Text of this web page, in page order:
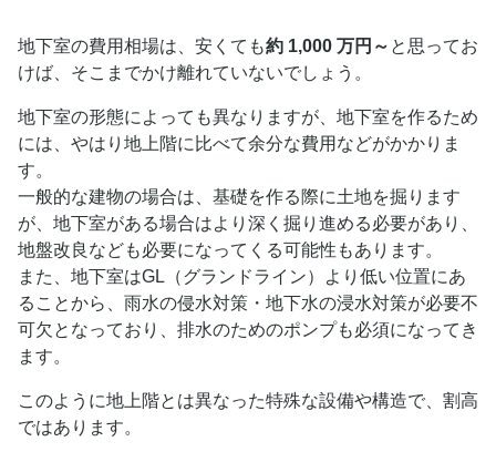
地下室の費用相場は、安くても約 1,000 万円～ と思ってお
けば、そこまでかけ離れていないでしょう。
地下室の形態によっても異なりますが、地下室を作るため
には、やはり地上階に比べて余分な費用などがかかりま
す。
一般的な建物の場合は、基礎を作る際に土地を掘ります
が、地下室がある場合はより深く掘り進める必要があり、
地盤改良なども必要になってくる可能性もあります。
また、地下室はGL（グランドライン）より低い位置にあ
ることから、雨水の侵水対策・地下水の浸水対策が必要不
可欠となっており、排水のためのポンプも必須になってき
ます。
このように地上階とは異なった特殊な設備や構造で、割高
ではあります。